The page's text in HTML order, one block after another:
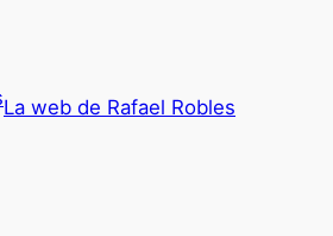
La web de Rafael Robles